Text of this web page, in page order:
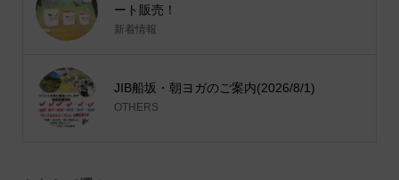
ート販売！
新着情報
JIB船坂・朝ヨガのご案内(2026/8/1)
OTHERS